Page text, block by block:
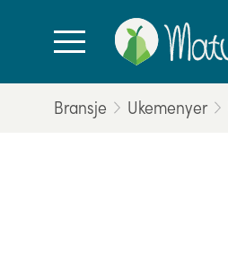
Bransje Ukemenyer